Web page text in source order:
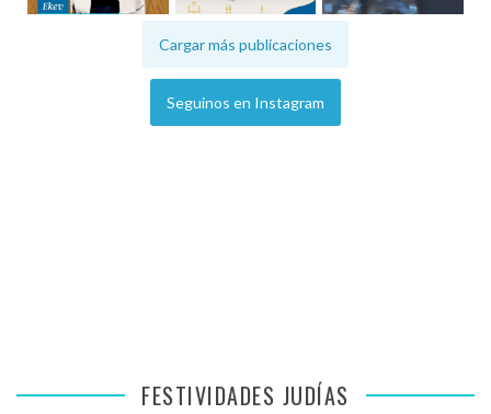
Cargar más publicaciones
Seguinos en Instagram
FESTIVIDADES JUDÍAS